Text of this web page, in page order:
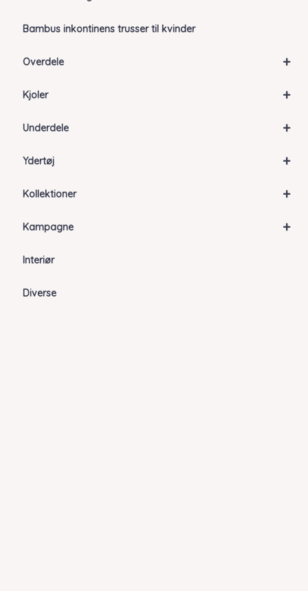
Bambus inkontinens trusser til kvinder
+
Overdele
+
Kjoler
+
Underdele
+
Ydertøj
+
Kollektioner
+
Kampagne
Interiør
Diverse